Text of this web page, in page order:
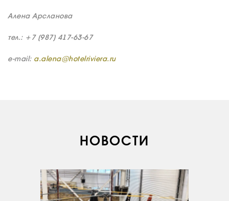
АВИАПАРК
УСЛУГИ
СЕРВИС
КОНТАКТЫ
Алена Арсланова
тел.: +7 (987) 417-63-67
e-mail: a.alena@hotelriviera.ru
НОВОСТИ